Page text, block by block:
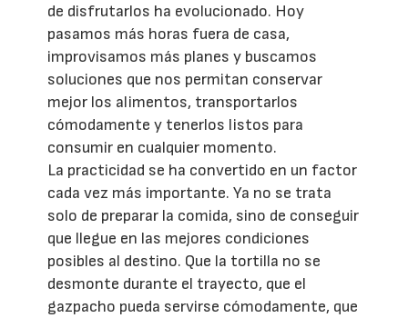
de disfrutarlos ha evolucionado. Hoy
pasamos más horas fuera de casa,
improvisamos más planes y buscamos
soluciones que nos permitan conservar
mejor los alimentos, transportarlos
cómodamente y tenerlos listos para
consumir en cualquier momento.
La practicidad se ha convertido en un factor
cada vez más importante. Ya no se trata
solo de preparar la comida, sino de conseguir
que llegue en las mejores condiciones
posibles al destino. Que la tortilla no se
desmonte durante el trayecto, que el
gazpacho pueda servirse cómodamente, que